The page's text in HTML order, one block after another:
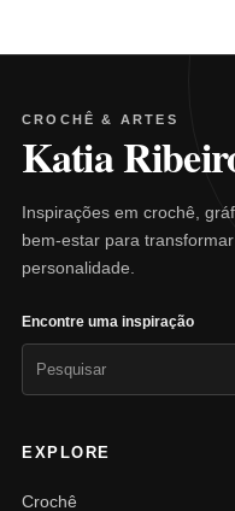
CROCHÊ & ARTES
Katia
Inspirações em crochê,
bem-estar para
personalidade.
Encontre uma inspiração
EXPLORE
Crochê